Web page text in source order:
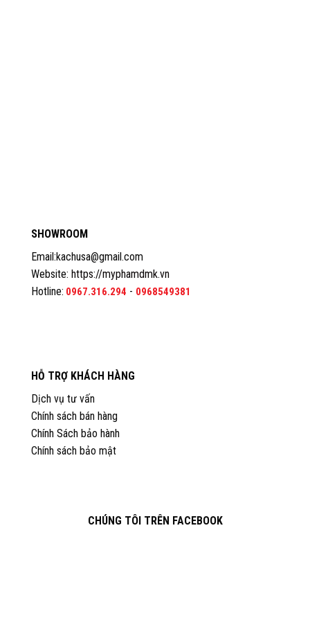
SHOWROOM
Email:kachusa@gmail.com
Website: https://myphamdmk.vn
Hotline: 0967.316.294 - 0968549381
HỖ TRỢ KHÁCH HÀNG
Dịch vụ tư vấn
Chính sách bán hàng
Chính Sách bảo hành
Chính sách bảo mật
CHÚNG TÔI TRÊN FACEBOOK